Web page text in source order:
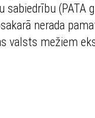
(PATA
nerada
valsts mežiem